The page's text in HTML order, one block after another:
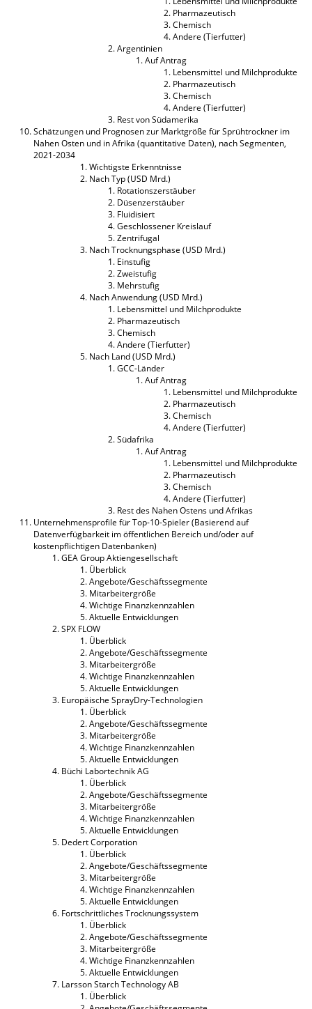
Pharmazeutisch
Chemisch
Andere (Tierfutter)
Argentinien
Auf Antrag
Lebensmittel und Milchprodukte
Pharmazeutisch
Chemisch
Andere (Tierfutter)
Rest von Südamerika
Schätzungen und Prognosen zur Marktgröße für Sprühtrockner im
Nahen Osten und in Afrika (quantitative Daten), nach Segmenten,
2021-2034
Wichtigste Erkenntnisse
Nach Typ (USD Mrd.)
Rotationszerstäuber
Düsenzerstäuber
Fluidisiert
Geschlossener Kreislauf
Zentrifugal
Nach Trocknungsphase (USD Mrd.)
Einstufig
Zweistufig
Mehrstufig
Nach Anwendung (USD Mrd.)
Lebensmittel und Milchprodukte
Pharmazeutisch
Chemisch
Andere (Tierfutter)
Nach Land (USD Mrd.)
GCC-Länder
Auf Antrag
Lebensmittel und Milchprodukte
Pharmazeutisch
Chemisch
Andere (Tierfutter)
Südafrika
Auf Antrag
Lebensmittel und Milchprodukte
Pharmazeutisch
Chemisch
Andere (Tierfutter)
Rest des Nahen Ostens und Afrikas
Unternehmensprofile für Top-10-Spieler (Basierend auf
Datenverfügbarkeit im öffentlichen Bereich und/oder auf
kostenpflichtigen Datenbanken)
GEA Group Aktiengesellschaft
Überblick
Angebote/Geschäftssegmente
Mitarbeitergröße
Wichtige Finanzkennzahlen
Aktuelle Entwicklungen
SPX FLOW
Überblick
Angebote/Geschäftssegmente
Mitarbeitergröße
Wichtige Finanzkennzahlen
Aktuelle Entwicklungen
Europäische SprayDry-Technologien
Überblick
Angebote/Geschäftssegmente
Mitarbeitergröße
Wichtige Finanzkennzahlen
Aktuelle Entwicklungen
Büchi Labortechnik AG
Überblick
Angebote/Geschäftssegmente
Mitarbeitergröße
Wichtige Finanzkennzahlen
Aktuelle Entwicklungen
Dedert Corporation
Überblick
Angebote/Geschäftssegmente
Mitarbeitergröße
Wichtige Finanzkennzahlen
Aktuelle Entwicklungen
Fortschrittliches Trocknungssystem
Überblick
Angebote/Geschäftssegmente
Mitarbeitergröße
Wichtige Finanzkennzahlen
Aktuelle Entwicklungen
Larsson Starch Technology AB
Überblick